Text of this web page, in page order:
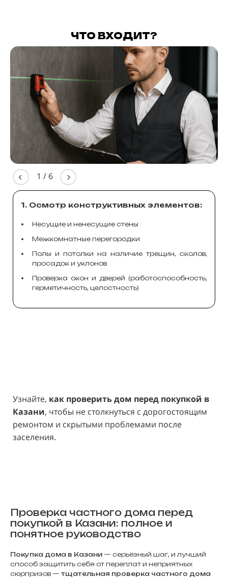
ЧТО ВХОДИТ?
1 / 6
1. Осмотр конструктивных элементов:
Несущие и ненесущие стены
Межкомнатные перегородки
Полы и потолки на наличие трещин, сколов,
просадок и уклонов
Проверка окон и дверей (работоспособность,
герметичность, целостность)
Узнайте, как проверить дом перед покупкой в
Казани, чтобы не столкнуться с дорогостоящим
ремонтом и скрытыми проблемами после
заселения.
Проверка частного дома перед
покупкой в Казани: полное и
понятное руководство
Покупка дома в Казани — серьёзный шаг, и лучший
способ защитить себя от переплат и неприятных
сюрпризов — тщательная проверка частного дома